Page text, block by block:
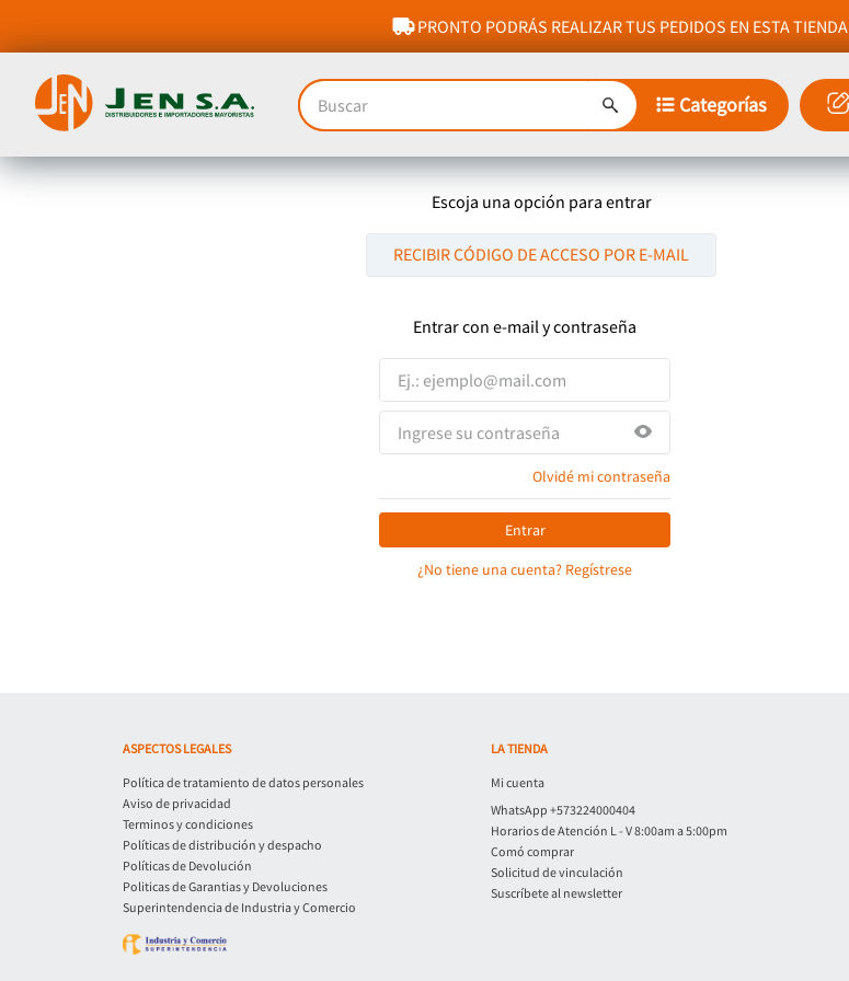
PRONTO PODRÁS REALIZAR TUS PEDIDOS EN ESTA TIENDA
Buscar
Categorías
Escoja una opción para entrar
RECIBIR CÓDIGO DE ACCESO POR E-MAIL
Entrar con e-mail y contraseña
Olvidé mi contraseña
Entrar
¿No tiene una cuenta? Regístrese
ASPECTOS LEGALES
Política de tratamiento de datos personales
Aviso de privacidad
Terminos y condiciones
Políticas de distribución y despacho
Políticas de Devolución
Politicas de Garantias y Devoluciones
Superintendencia de Industria y Comercio
LA TIENDA
Mi cuenta
WhatsApp +573224000404
Horarios de Atención L - V 8:00am a 5:00pm
Comó comprar
Solicitud de vinculación
Suscríbete al newsletter